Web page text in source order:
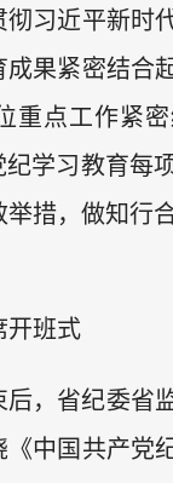
习近平新时
成果紧密结合
重点工作紧
纪学习教育每
措，做知行
开班式
后，省纪委省
《中国共产党